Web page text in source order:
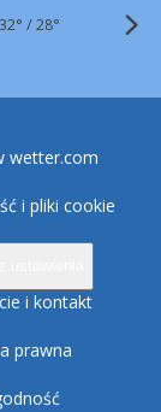
32° /28°
wetter.com
i pliki cookie
i kontakt
prawna